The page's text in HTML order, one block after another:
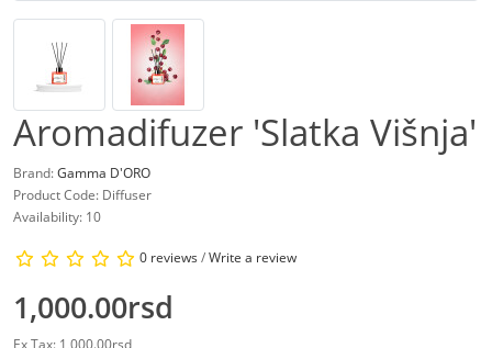
Aromadifuzer 'Slatka Višnja'
Brand:Gamma D'ORO
Product Code: Diffuser
Availability: 10
0 reviews /Write a review
1,000.00rsd
Ex Tax: 1,000.00rsd